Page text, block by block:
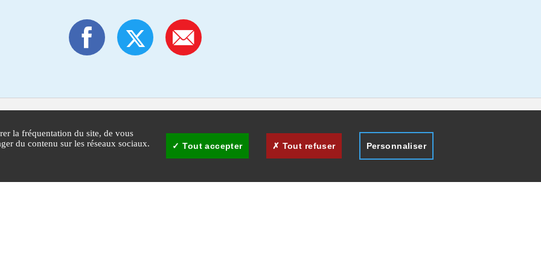
la fréquentation du site, de vous
du contenu sur les réseaux sociaux.
Tout accepter Tout refuser Personnaliser